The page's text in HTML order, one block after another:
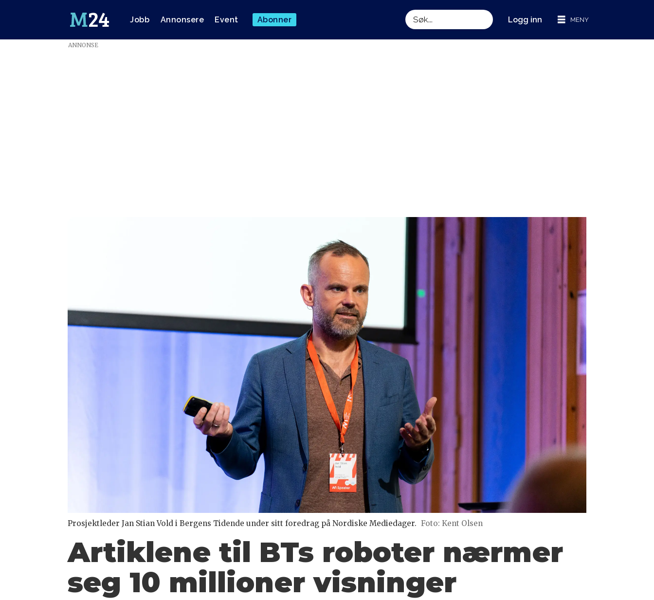
Jobb Annonsere Event Abonner
Søk
Logg inn
ANNONSE
Prosjektleder Jan Stian Vold i Bergens Tidende under sitt foredrag på Nordiske Mediedager. Foto: Kent Olsen
Artiklene til BTs roboter nærmer
seg 10 millioner visninger